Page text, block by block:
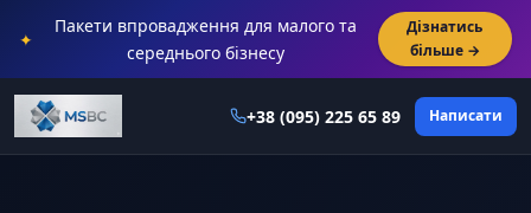
✦
Пакети впровадження для малого та
середнього бізнесу
Дізнатись
більше →
+38 (095) 225 65 89 Написати